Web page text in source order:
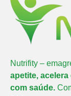
Nutrifity –
apetite,
com saúde.